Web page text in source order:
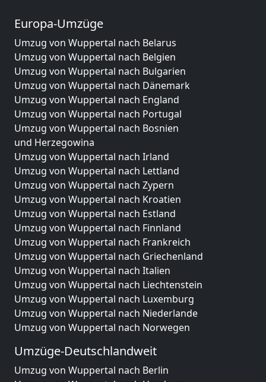
Europa-Umzüge
Umzug von Wuppertal nach Belarus
Umzug von Wuppertal nach Belgien
Umzug von Wuppertal nach Bulgarien
Umzug von Wuppertal nach Dänemark
Umzug von Wuppertal nach England
Umzug von Wuppertal nach Portugal
Umzug von Wuppertal nach Bosnien
und Herzegowina
Umzug von Wuppertal nach Irland
Umzug von Wuppertal nach Lettland
Umzug von Wuppertal nach Zypern
Umzug von Wuppertal nach Kroatien
Umzug von Wuppertal nach Estland
Umzug von Wuppertal nach Finnland
Umzug von Wuppertal nach Frankreich
Umzug von Wuppertal nach Griechenland
Umzug von Wuppertal nach Italien
Umzug von Wuppertal nach Liechtenstein
Umzug von Wuppertal nach Luxemburg
Umzug von Wuppertal nach Niederlande
Umzug von Wuppertal nach Norwegen
Umzüge-Deutschlandweit
Umzug von Wuppertal nach Berlin